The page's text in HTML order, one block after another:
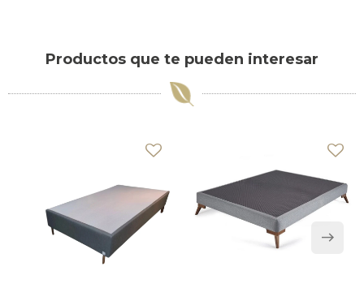
Productos que te pueden interesar